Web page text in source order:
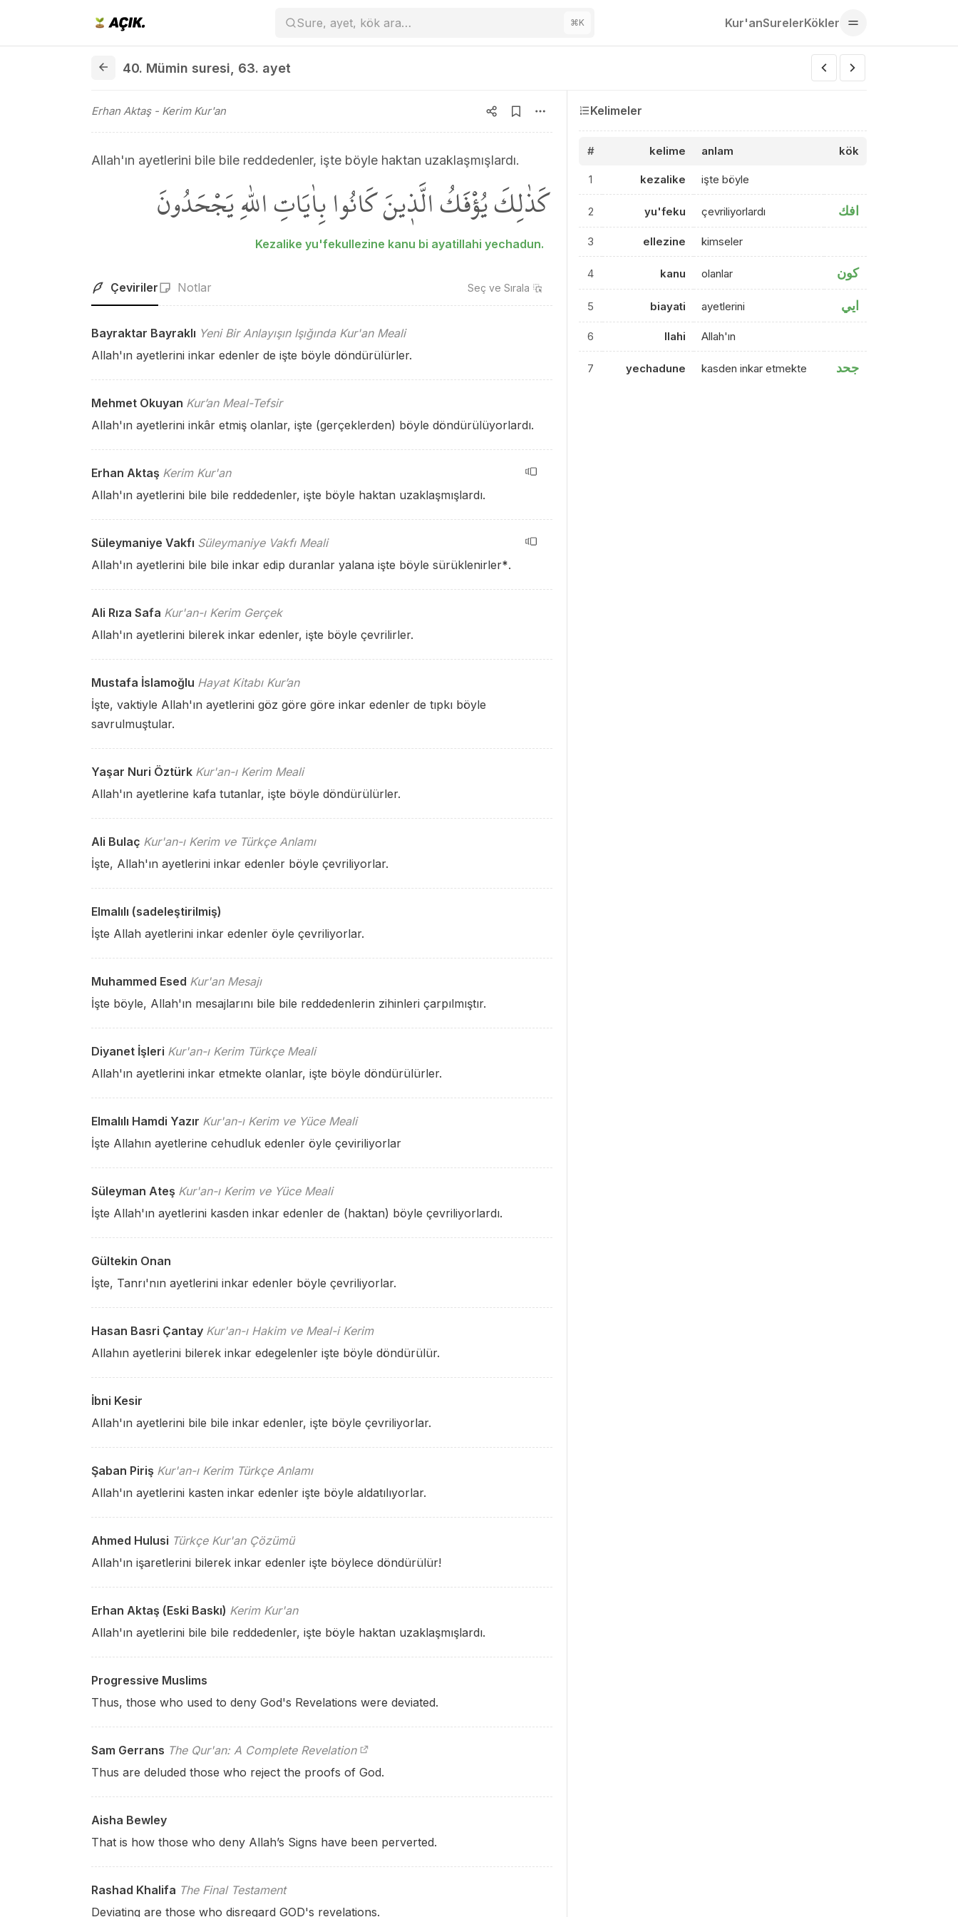
Sure, ayet, kök ara… ⌘K Kur'anSurelerKökler
40. Mümin suresi 63. ayet
Erhan Aktaş- Kerim Kur'an
Allah'ın ayetlerini bile bile reddedenler, işte böyle haktan uzaklaşmışlardı.
كَذٰلِكَ يُؤْفَكُ الَّذ۪ينَ كَانُوا بِاٰيَاتِ اللّٰهِ يَجْحَدُونَ
Kezalike yu'fekullezine kanu bi ayatillahi yechadun.
Çeviriler Notlar Seç ve Sırala
Bayraktar Bayraklı Yeni Bir Anlayışın Işığında Kur'an Meali
Allah'ın ayetlerini inkar edenler de işte böyle döndürülürler.
Mehmet Okuyan Kur’an Meal-Tefsir
Allah'ın ayetlerini inkâr etmiş olanlar, işte (gerçeklerden) böyle döndürülüyorlardı.
Erhan Aktaş Kerim Kur'an
Allah'ın ayetlerini bile bile reddedenler, işte böyle haktan uzaklaşmışlardı.
Süleymaniye Vakfı Süleymaniye Vakfı Meali
Allah'ın ayetlerini bile bile inkar edip duranlar yalana işte böyle sürüklenirler*.
Ali Rıza Safa Kur'an-ı Kerim Gerçek
Allah'ın ayetlerini bilerek inkar edenler, işte böyle çevrilirler.
Mustafa İslamoğlu Hayat Kitabı Kur’an
İşte, vaktiyle Allah'ın ayetlerini göz göre göre inkar edenler de tıpkı böyle
savrulmuştular.
Yaşar Nuri Öztürk Kur'an-ı Kerim Meali
Allah'ın ayetlerine kafa tutanlar, işte böyle döndürülürler.
Ali Bulaç Kur'an-ı Kerim ve Türkçe Anlamı
İşte, Allah'ın ayetlerini inkar edenler böyle çevriliyorlar.
Elmalılı (sadeleştirilmiş)
İşte Allah ayetlerini inkar edenler öyle çevriliyorlar.
Muhammed Esed Kur'an Mesajı
İşte böyle, Allah'ın mesajlarını bile bile reddedenlerin zihinleri çarpılmıştır.
Diyanet İşleri Kur'an-ı Kerim Türkçe Meali
Allah'ın ayetlerini inkar etmekte olanlar, işte böyle döndürülürler.
Elmalılı Hamdi Yazır Kur'an-ı Kerim ve Yüce Meali
İşte Allahın ayetlerine cehudluk edenler öyle çeviriliyorlar
Süleyman Ateş Kur'an-ı Kerim ve Yüce Meali
İşte Allah'ın ayetlerini kasden inkar edenler de (haktan) böyle çevriliyorlardı.
Gültekin Onan
İşte, Tanrı'nın ayetlerini inkar edenler böyle çevriliyorlar.
Hasan Basri Çantay Kur'an-ı Hakim ve Meal-i Kerim
Allahın ayetlerini bilerek inkar edegelenler işte böyle döndürülür.
İbni Kesir
Allah'ın ayetlerini bile bile inkar edenler, işte böyle çevriliyorlar.
Şaban Piriş Kur'an-ı Kerim Türkçe Anlamı
Allah'ın ayetlerini kasten inkar edenler işte böyle aldatılıyorlar.
Ahmed Hulusi Türkçe Kur'an Çözümü
Allah'ın işaretlerini bilerek inkar edenler işte böylece döndürülür!
Erhan Aktaş (Eski Baskı) Kerim Kur'an
Allah'ın ayetlerini bile bile reddedenler, işte böyle haktan uzaklaşmışlardı.
Progressive Muslims
Thus, those who used to deny God's Revelations were deviated.
Sam Gerrans The Qur'an: A Complete Revelation
Thus are deluded those who reject the proofs of God.
Aisha Bewley
That is how those who deny Allah’s Signs have been perverted.
Rashad Khalifa The Final Testament
Deviating are those who disregard GOD's revelations.
Kelimeler
# kelime anlam kök
1 kezalike işte böyle
2 yu'feku çevriliyorlardı افك
3 ellezine kimseler
4 kanu olanlar كون
5 biayati ayetlerini ايي
6 llahi Allah'ın
7 yechadune kasden inkar etmekte جحد